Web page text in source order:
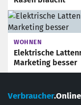
WOHNEN
Elektrische
Marketing besser
Verbraucher.Online